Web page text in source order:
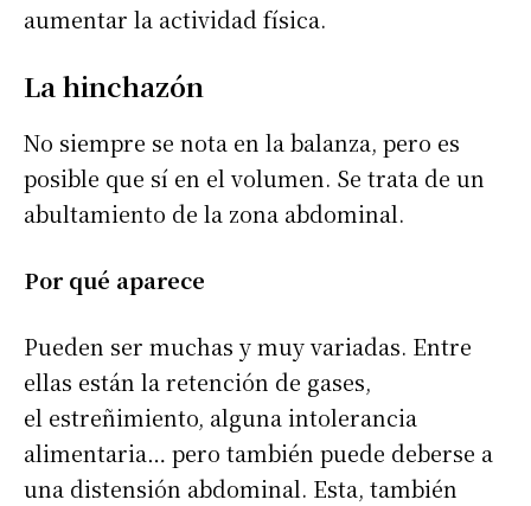
aumentar la actividad física.
La hinchazón
No siempre se nota en la balanza, pero es
posible que sí en el volumen. Se trata de un
abultamiento de la zona abdominal.
Por qué aparece
Pueden ser muchas y muy variadas. Entre
ellas están la retención de gases,
el estreñimiento, alguna intolerancia
alimentaria… pero también puede deberse a
una distensión abdominal. Esta, también